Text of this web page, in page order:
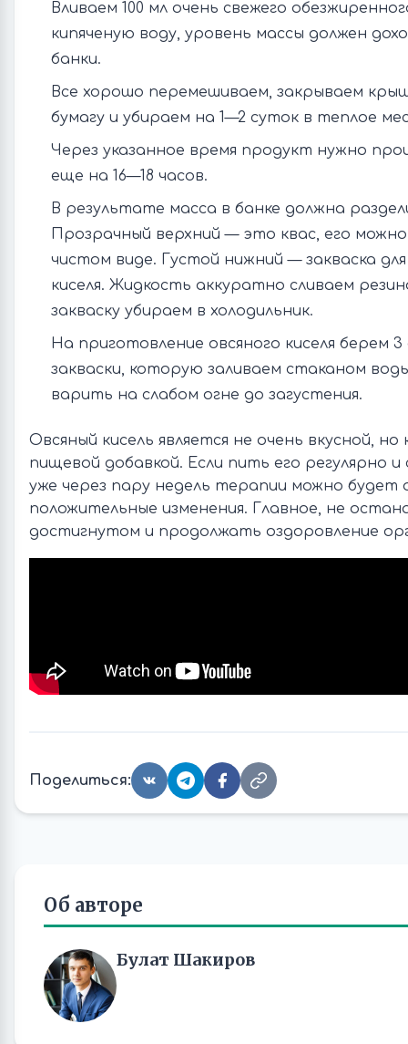
Вливаем 100 мл очень свежего
кипяченую воду, уровень массы должен
банки.
Все хорошо перемешиваем, закрываем
бумагу и убираем на 1—2 суток в теплое
Через указанное время продукт нужно
еще на 16—18 часов.
В результате масса в банке должна
Прозрачный верхний — это квас, его
чистом виде. Густой нижний — закваска
киселя. Жидкость аккуратно сливаем
закваску убираем в холодильник.
На приготовление овсяного киселя берем
закваски, которую заливаем стаканом
варить на слабом огне до загустения.
Овсяный кисель является не очень вкусной, но
пищевой добавкой. Если пить его регулярно
уже через пару недель терапии можно
положительные изменения. Главное, не
достигнутом и продолжать оздоровление
Поделиться:
Об авторе
Булат Шакиров